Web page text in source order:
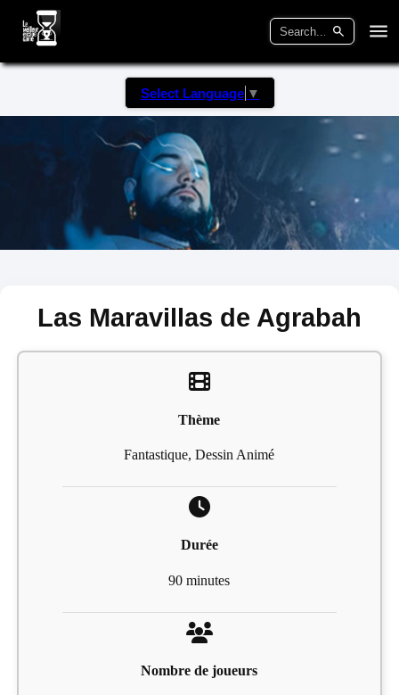
Select Language ▼
Las Maravillas de Agrabah
Thème
Fantastique, Dessin Animé
Durée
90 minutes
Nombre de joueurs